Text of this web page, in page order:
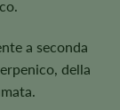
a seconda
della